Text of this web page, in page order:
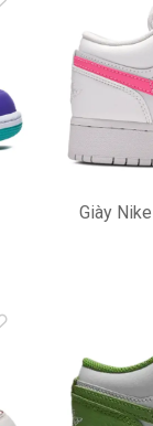
Giày